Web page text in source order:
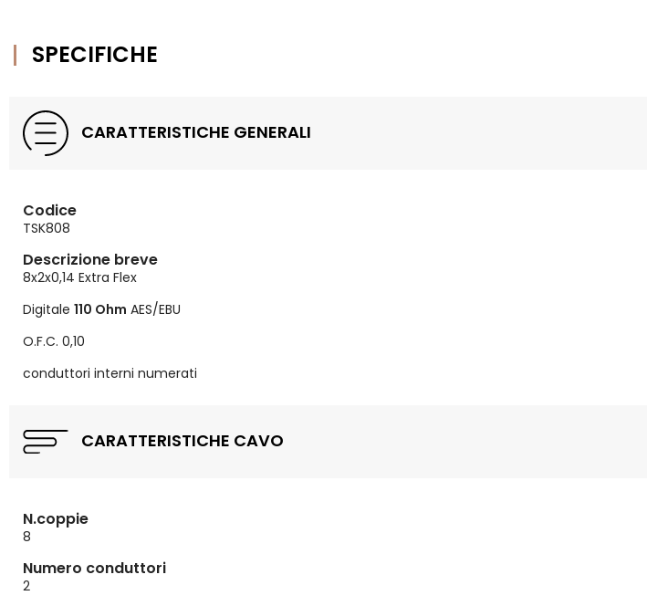
SPECIFICHE
CARATTERISTICHE GENERALI
Codice
TSK808
Descrizione breve
8x2x0,14 Extra Flex
Digitale 110 Ohm AES/EBU
O.F.C. 0,10
conduttori interni numerati
CARATTERISTICHE CAVO
N.coppie
8
Numero conduttori
2